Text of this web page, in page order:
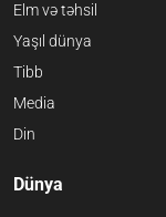
Elm və təhsil
Yaşıl dünya
Tibb
Media
Din
Dünya